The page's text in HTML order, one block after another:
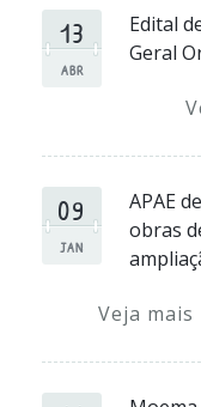
13
ABR
Edital
Geral
09
JAN
APAE
obras
Veja mais